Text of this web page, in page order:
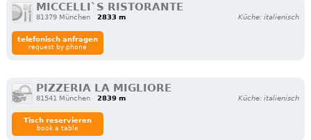
MICCELLI`S RISTORANTE
81379 München 2833 m Küche: italienisch
telefonisch anfragen
request by phone
PIZZERIA LA MIGLIORE
81541 München 2839 m Küche: italienisch
Tisch reservieren
book a table